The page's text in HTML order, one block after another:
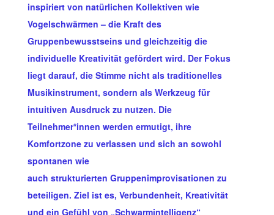
inspiriert von natürlichen Kollektiven wie
Vogelschwärmen – die Kraft des
Gruppenbewusstseins und gleichzeitig die
individuelle Kreativität gefördert wird. Der Fokus
liegt darauf, die Stimme nicht als traditionelles
Musikinstrument, sondern als Werkzeug für
intuitiven Ausdruck zu nutzen. Die
Teilnehmer*innen werden ermutigt, ihre
Komfortzone zu verlassen und sich an sowohl
spontanen wie
auch strukturierten Gruppenimprovisationen zu
beteiligen. Ziel ist es, Verbundenheit, Kreativität
und ein Gefühl von „Schwarmintelligenz“